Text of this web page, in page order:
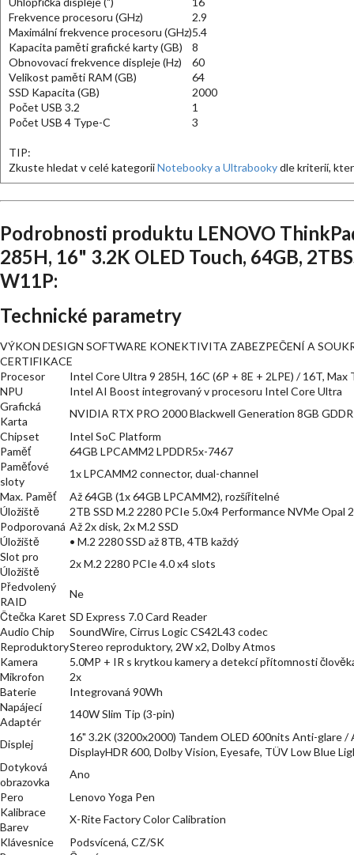
Frekvence procesoru (GHz)
2.9
Maximální frekvence procesoru (GHz)5.4
Kapacita paměti grafické karty (GB)
8
Obnovovací frekvence displeje (Hz)
60
Velikost paměti RAM (GB)
64
SSD Kapacita (GB)
2000
Počet USB 3.2
1
Počet USB 4 Type-C
3
TIP:
Zkuste hledat v celé kategoriiNotebooky a Ultrabookydle kriterií,
Podrobnosti produktu LENOVO
285H, 16" 3.2K OLED Touch, 64GB,
W11P:
Technické parametry
VÝKON DESIGN SOFTWARE KONEKTIVITA ZABEZPEČENÍ A
CERTIFIKACE
Procesor
Intel Core Ultra 9 285H, 16C (6P + 8E + 2LPE) / 16T,
NPU
Intel AI Boost integrovaný v procesoru Intel Core Ultra
Grafická
Karta
NVIDIA RTX PRO 2000 Blackwell Generation 8GB
Chipset
Intel SoC Platform
Paměť
64GB LPCAMM2 LPDDR5x-7467
Paměťové
sloty
1x LPCAMM2 connector, dual-channel
Max. Paměť
Až 64GB (1x 64GB LPCAMM2), rozšířitelné
Úložiště
2TB SSD M.2 2280 PCIe 5.0x4 Performance NVMe Opal
Podporovaná
Úložiště
Až 2x disk, 2x M.2 SSD
• M.2 2280 SSD až 8TB, 4TB každý
Slot pro
Úložiště
2x M.2 2280 PCIe 4.0 x4 slots
Předvolený
RAID
Ne
Čtečka Karet SD Express 7.0 Card Reader
Audio Chip
SoundWire, Cirrus Logic CS42L43 codec
ReproduktoryStereo reproduktory, 2W x2, Dolby Atmos
Kamera
5.0MP + IR s krytkou kamery a detekcí přítomnosti
Mikrofon
2x
Baterie
Integrovaná 90Wh
Napájecí
Adaptér
140W Slim Tip (3-pin)
Displej
16" 3.2K (3200x2000) Tandem OLED 600nits Anti-
DisplayHDR 600, Dolby Vision, Eyesafe, TÜV Low Blue
Dotyková
obrazovka
Ano
Pero
Lenovo Yoga Pen
Kalibrace
Barev
X-Rite Factory Color Calibration
Klávesnice
Podsvícená, CZ/SK